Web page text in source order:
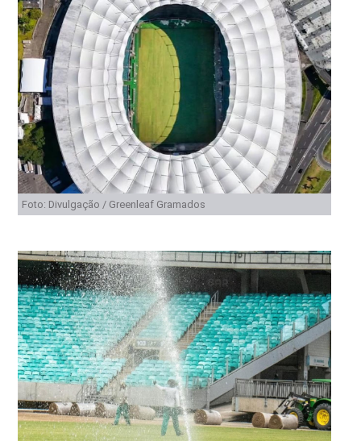
Foto: Divulgação / Greenleaf Gramados